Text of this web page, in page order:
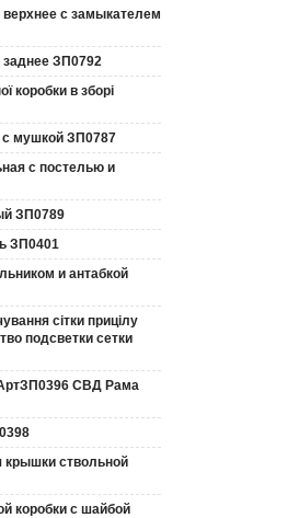
с замыкателем
ЗП0792
коробки в зборі
мушкой ЗП0787
с постелью и
ЗП0789
ЗП0401
и антабкой
сітки прицілу
подсветки сетки
СВД Рама
ствольной
коробки с шайбой